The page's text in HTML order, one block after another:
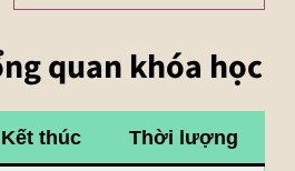
quan khóa học
Kết thúc Thời lượng